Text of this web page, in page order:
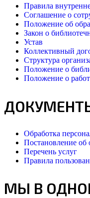
Правила
Соглашение о
Положение об
Закон о
Устав
Коллективный
Структура
Положение о
Положение о
Обработка
Постановление об
Перечень услуг
Правила
МЫ В